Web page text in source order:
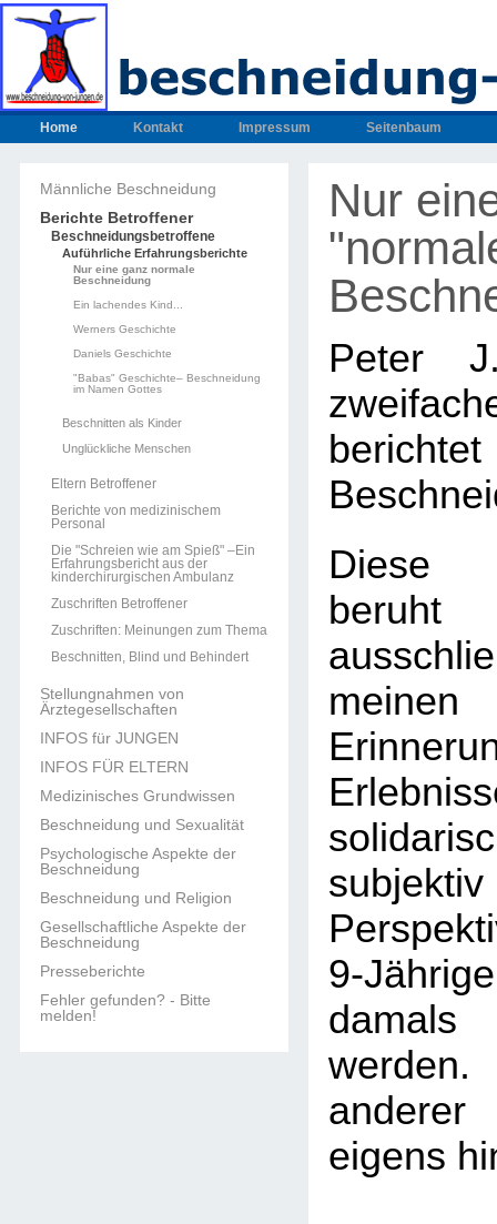
Home Kontakt Impressum Seitenbaum
Männliche Beschneidung
Berichte Betroffener
Beschneidungsbetroffene
Auführliche Erfahrungsberichte
Nur eine ganz normale
Beschneidung
Ein lachendes Kind...
Werners Geschichte
Daniels Geschichte
"Babas" Geschichte– Beschneidung
im Namen Gottes
Beschnitten als Kinder
Unglückliche Menschen
Eltern Betroffener
Berichte von medizinischem
Personal
Die "Schreien wie am Spieß" –Ein
Erfahrungsbericht aus der
kinderchirurgischen Ambulanz
Zuschriften Betroffener
Zuschriften: Meinungen zum Thema
Beschnitten, Blind und Behindert
Stellungnahmen von
Ärztegesellschaften
INFOS für JUNGEN
INFOS FÜR ELTERN
Medizinisches Grundwissen
Beschneidung und Sexualität
Psychologische Aspekte der
Beschneidung
Beschneidung und Religion
Gesellschaftliche Aspekte der
Beschneidung
Presseberichte
Fehler gefunden? - Bitte
melden!
Nur
Peter
Diese
9-
eigens